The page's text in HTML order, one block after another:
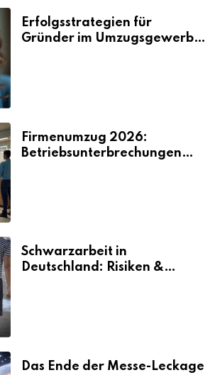
Erfolgsstrategien für
Gründer im Umzugsgewerbe
Firmenumzug 2026:
Betriebsunterbrechungen
Schwarzarbeit in
Deutschland: Risiken &
Das Ende der Messe-Leckage